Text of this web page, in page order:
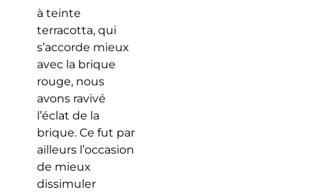
à teinte
terracotta, qui
s’accorde mieux
avec la brique
rouge, nous
avons ravivé
l’éclat de la
brique. Ce fut par
ailleurs l’occasion
de mieux
dissimuler